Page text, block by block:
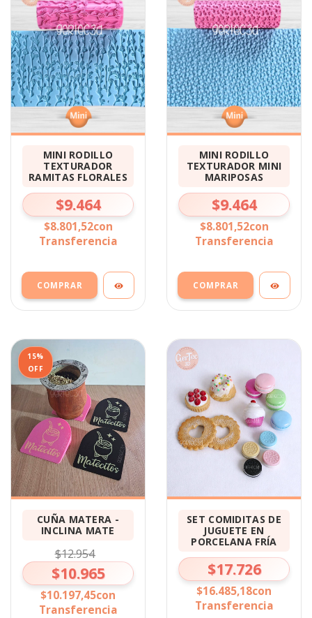
MINI RODILLO
TEXTURADOR
RAMITAS FLORALES
$9.464
$8.801,52con
Transferencia
MINI RODILLO
TEXTURADOR MINI
MARIPOSAS
$9.464
$8.801,52con
Transferencia
15%
OFF
CUÑA MATERA -
INCLINA MATE
$12.954
$10.965
$10.197,45con
Transferencia
SET COMIDITAS DE
JUGUETE EN
PORCELANA FRÍA
$17.726
$16.485,18con
Transferencia